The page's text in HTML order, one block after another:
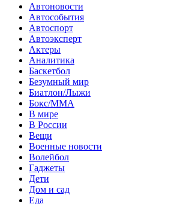
Автоновости
Автособытия
Автоспорт
Автоэксперт
Актеры
Аналитика
Баскетбол
Безумный мир
Биатлон/Лыжи
Бокс/MMA
В мире
В России
Вещи
Военные новости
Волейбол
Гаджеты
Дети
Дом и сад
Еда